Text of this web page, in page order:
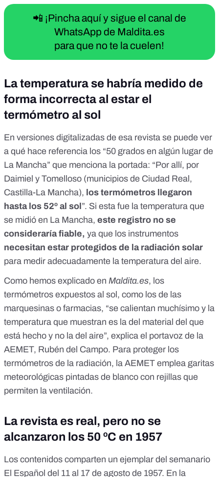
📲 ¡Pincha aquí y sigue el canal de
WhatsApp de Maldita.es
para que no te la cuelen!
La temperatura se habría medido de
forma incorrecta al estar el
termómetro al sol
En versiones digitalizadas de esa revista se puede ver
a qué hace referencia los “50 grados en algún lugar de
La Mancha” que menciona la portada: “Por allí, por
Daimiel y Tomelloso (municipios de Ciudad Real,
Castilla-La Mancha), los termómetros llegaron
hasta los 52º al sol”. Si esta fue la temperatura que
se midió en La Mancha, este registro no se
consideraría fiable, ya que los instrumentos
necesitan estar protegidos de la radiación solar
para medir adecuadamente la temperatura del aire.
Como hemos explicado en Maldita.es, los
termómetros expuestos al sol, como los de las
marquesinas o farmacias, “se calientan muchísimo y la
temperatura que muestran es la del material del que
está hecho y no la del aire”, explica el portavoz de la
AEMET, Rubén del Campo. Para proteger los
termómetros de la radiación, la AEMET emplea garitas
meteorológicas pintadas de blanco con rejillas que
permiten la ventilación.
La revista es real, pero no se
alcanzaron los 50 ºC en 1957
Los contenidos comparten un ejemplar del semanario
El Español del 11 al 17 de agosto de 1957. En la